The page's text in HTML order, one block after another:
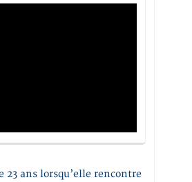
23 ans lorsqu’elle rencontre